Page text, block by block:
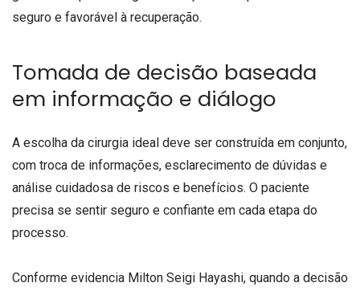
seguro e favorável à recuperação.
Tomada de decisão baseada
em informação e diálogo
A escolha da cirurgia ideal deve ser construída em conjunto,
com troca de informações, esclarecimento de dúvidas e
análise cuidadosa de riscos e benefícios. O paciente
precisa se sentir seguro e confiante em cada etapa do
processo.
Conforme evidencia Milton Seigi Hayashi, quando a decisão